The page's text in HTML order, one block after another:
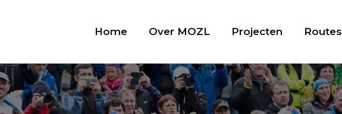
Home Over MOZL Projecten Routes